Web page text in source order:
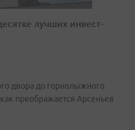
лучших инвест-
двора до горнолыжного
преображается Арсеньев